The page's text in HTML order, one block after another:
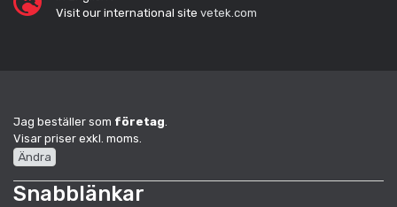
Visit our international site vetek.com
Jag beställer som företag.
Visar priser exkl. moms.
Ändra
Snabblänkar